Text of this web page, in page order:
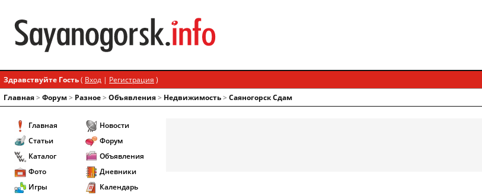
Здравствуйте Гость( Вход | Регистрация )
Главная> Форум> Разное> Объявления> Недвижимость> Саяногорск Сдам
Главная
Статьи
Каталог
Фото
Игры
Новости
Форум
Объявления
Дневники
Календарь